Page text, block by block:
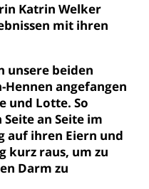
Katrin Welker
mit ihren
unsere beiden
angefangen
und Lotte. So
an Seite im
auf ihren Eiern und
kurz raus, um zu
Darm zu